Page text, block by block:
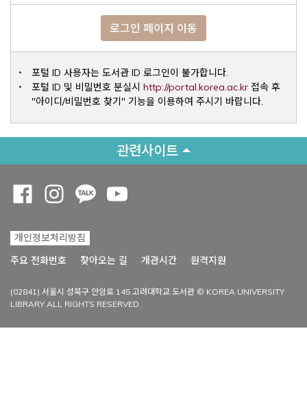
로그인 페이지 이동
포털 ID 사용자는 도서관 ID 로그인이 불가합니다.
포털 ID 및 비밀번호 분실시 http://portal.korea.ac.krOpens a
접속 후
"아이디/비밀번호 찾기" 기능을 이용하여 주시기 바랍니다.
관련사이트
개인정보처리방침
주요 전화번호
찾아오는 길 개관시간 원격지원
(02841) 서울시 성북구 안암로 145 고려대학교 도서관 © KOREA UNIVERSITY
LIBRARY ALL RIGHTS RESERVED.
Opens a new window
Opens a new window
Opens a new window